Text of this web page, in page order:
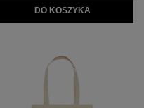
DO KOSZYKA